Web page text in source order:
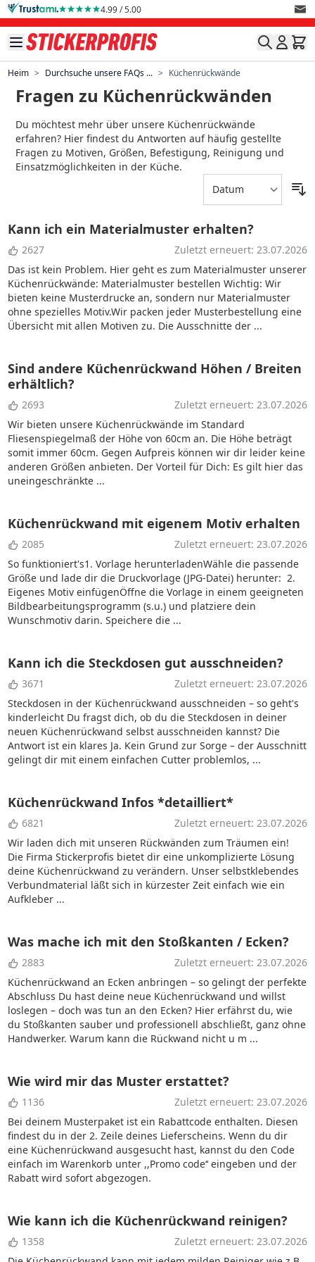
Direkt zum Inhalt 4.99 / 5.00
Heim > Durchsuche unsere FAQs ... > Küchenrückwände
Fragen zu Küchenrückwänden
Du möchtest mehr über unsere Küchenrückwände
erfahren? Hier findest du Antworten auf häufig gestellte
Fragen zu Motiven, Größen, Befestigung, Reinigung und
Einsatzmöglichkeiten in der Küche.
Kann ich ein Materialmuster erhalten?
2627
Zuletzt erneuert: 23.07.2026
Das ist kein Problem. Hier geht es zum Materialmuster unserer
Küchenrückwände: Materialmuster bestellen Wichtig: Wir
bieten keine Musterdrucke an, sondern nur Materialmuster
ohne spezielles Motiv.Wir packen jeder Musterbestellung eine
Übersicht mit allen Motiven zu. Die Ausschnitte der ...
Sind andere Küchenrückwand Höhen / Breiten
erhältlich?
2693
Zuletzt erneuert: 23.07.2026
Wir bieten unsere Küchenrückwände im Standard
Fliesenspiegelmaß der Höhe von 60cm an. Die Höhe beträgt
somit immer 60cm. Gegen Aufpreis können wir dir leider keine
anderen Größen anbieten. Der Vorteil für Dich: Es gilt hier das
uneingeschränkte ...
Küchenrückwand mit eigenem Motiv erhalten
2085
Zuletzt erneuert: 23.07.2026
So funktioniert's1. Vorlage herunterladenWähle die passende
Größe und lade dir die Druckvorlage (JPG-Datei) herunter: 2.
Eigenes Motiv einfügenÖffne die Vorlage in einem geeigneten
Bildbearbeitungsprogramm (s.u.) und platziere dein
Wunschmotiv darin. Speichere die ...
Kann ich die Steckdosen gut ausschneiden?
3671
Zuletzt erneuert: 23.07.2026
Steckdosen in der Küchenrückwand ausschneiden – so geht's
kinderleicht Du fragst dich, ob du die Steckdosen in deiner
neuen Küchenrückwand selbst ausschneiden kannst? Die
Antwort ist ein klares Ja. Kein Grund zur Sorge – der Ausschnitt
gelingt dir mit einem einfachen Cutter problemlos, ...
Küchenrückwand Infos *detailliert*
6821
Zuletzt erneuert: 23.07.2026
Wir laden dich mit unseren Rückwänden zum Träumen ein!
Die Firma Stickerprofis bietet dir eine unkomplizierte Lösung
deine Küchenrückwand zu verändern. Unser selbstklebendes
Verbundmaterial läßt sich in kürzester Zeit einfach wie ein
Aufkleber ...
Was mache ich mit den Stoßkanten / Ecken?
2883
Zuletzt erneuert: 23.07.2026
Küchenrückwand an Ecken anbringen – so gelingt der perfekte
Abschluss Du hast deine neue Küchenrückwand und willst
loslegen – doch was tun an den Ecken? Hier erfährst du, wie
du Stoßkanten sauber und professionell abschließt, ganz ohne
Handwerker. Warum kann die Rückwand nicht u m ...
Wie wird mir das Muster erstattet?
1136
Zuletzt erneuert: 23.07.2026
Bei deinem Musterpaket ist ein Rabattcode enthalten. Diesen
findest du in der 2. Zeile deines Lieferscheins. Wenn du dir
eine Küchenrückwand ausgesucht hast, kannst du den Code
einfach im Warenkorb unter ,,Promo code‘‘ eingeben und der
Rabatt wird sofort abgezogen.
Wie kann ich die Küchenrückwand reinigen?
1358
Zuletzt erneuert: 23.07.2026